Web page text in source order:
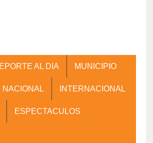
AL DIA MUNICIPIO
NACIONAL INTERNACIONAL
ESPECTACULOS